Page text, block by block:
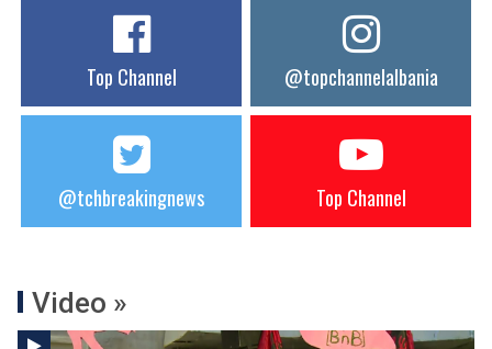
Top Channel @topchannelalbania
@tchbreakingnews Top Channel
Video »